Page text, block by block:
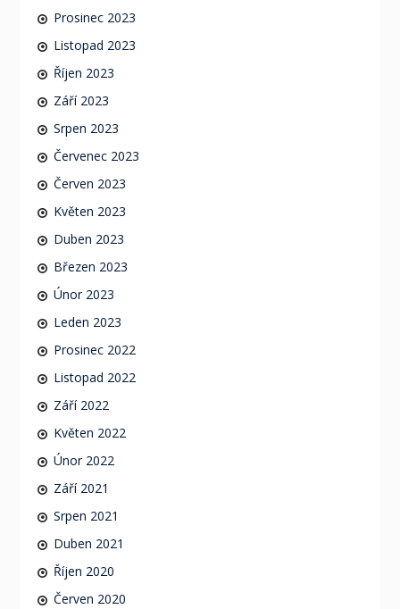
Prosinec 2023
Listopad 2023
Říjen 2023
Září 2023
Srpen 2023
Červenec 2023
Červen 2023
Květen 2023
Duben 2023
Březen 2023
Únor 2023
Leden 2023
Prosinec 2022
Listopad 2022
Září 2022
Květen 2022
Únor 2022
Září 2021
Srpen 2021
Duben 2021
Říjen 2020
Červen 2020